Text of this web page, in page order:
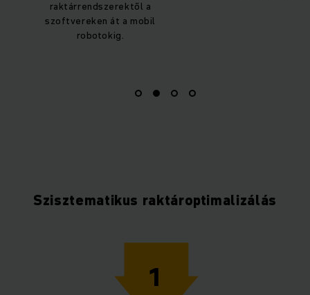
Szisztematikus raktároptimalizálás
1